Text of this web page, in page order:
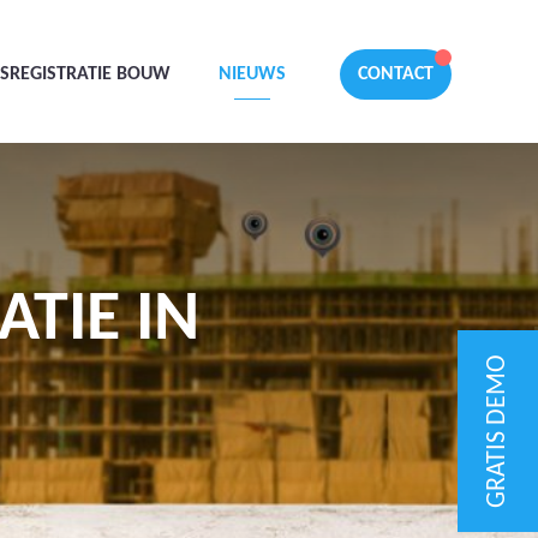
BOUW NIEUWS CONTACT
IN
GRATIS DEMO